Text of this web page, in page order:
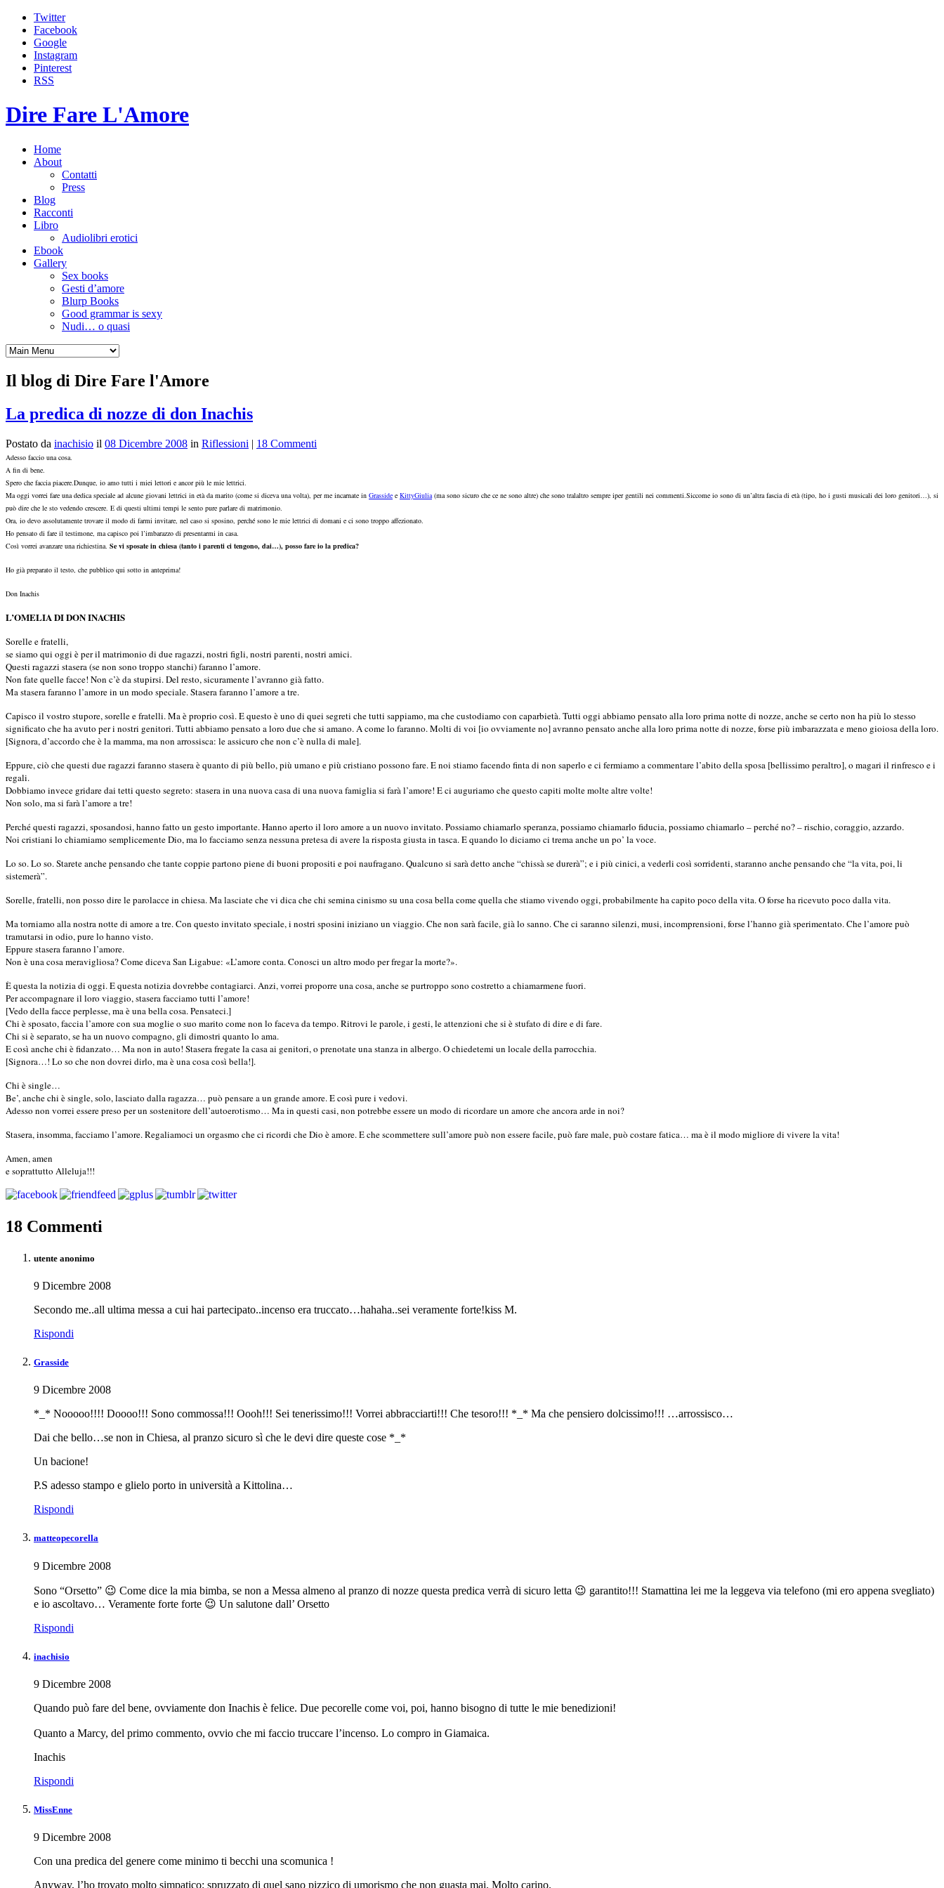
Twitter
Facebook
Google
Instagram
Pinterest
RSS
Dire Fare L'Amore
Home
About
Contatti
Press
Blog
Racconti
Libro
Audiolibri erotici
Ebook
Gallery
Sex books
Gesti d’amore
Blurp Books
Good grammar is sexy
Nudi… o quasi
Il blog di Dire Fare l'Amore
La predica di nozze di don Inachis
Postato da inachisio il 08 Dicembre 2008 in Riflessioni | 18 Commenti
Adesso faccio una cosa.
A fin di bene.
Spero che faccia piacere. Dunque, io amo tutti i miei lettori e ancor più le mie lettrici.
Ma oggi vorrei fare una dedica speciale ad alcune giovani lettrici in età da marito (come si diceva una volta), per me incarnate in Grasside e KittyGiulia (ma sono sicuro che ce ne sono altre) che sono tralaltro sempre iper gentili nei commenti. Siccome io sono di un’altra fascia di età (tipo, ho i gusti musicali dei loro genitori…), si
può dire che le sto vedendo crescere. E di questi ultimi tempi le sento pure parlare di matrimonio.
Ora, io devo assolutamente trovare il modo di farmi invitare, nel caso si sposino, perché sono le mie lettrici di domani e ci sono troppo affezionato.
Ho pensato di fare il testimone, ma capisco poi l’imbarazzo di presentarmi in casa.
Così vorrei avanzare una richiestina. Se vi sposate in chiesa (tanto i parenti ci tengono, dai…), posso fare io la predica?
Ho già preparato il testo, che pubblico qui sotto in anteprima!
Don Inachis
L’OMELIA DI DON INACHIS
Sorelle e fratelli,
se siamo qui oggi è per il matrimonio di due ragazzi, nostri figli, nostri parenti, nostri amici.
Questi ragazzi stasera (se non sono troppo stanchi) faranno l’amore.
Non fate quelle facce! Non c’è da stupirsi. Del resto, sicuramente l’avranno già fatto.
Ma stasera faranno l’amore in un modo speciale. Stasera faranno l’amore a tre.
Capisco il vostro stupore, sorelle e fratelli. Ma è proprio così. E questo è uno di quei segreti che tutti sappiamo, ma che custodiamo con caparbietà. Tutti oggi abbiamo pensato alla loro prima notte di nozze, anche se certo non ha più lo stesso
significato che ha avuto per i nostri genitori. Tutti abbiamo pensato a loro due che si amano. A come lo faranno. Molti di voi [io ovviamente no] avranno pensato anche alla loro prima notte di nozze, forse più imbarazzata e meno gioiosa della loro.
[Signora, d’accordo che è la mamma, ma non arrossisca: le assicuro che non c’è nulla di male].
Eppure, ciò che questi due ragazzi faranno stasera è quanto di più bello, più umano e più cristiano possono fare. E noi stiamo facendo finta di non saperlo e ci fermiamo a commentare l’abito della sposa [bellissimo peraltro], o magari il rinfresco e i
regali.
Dobbiamo invece gridare dai tetti questo segreto: stasera in una nuova casa di una nuova famiglia si farà l’amore! E ci auguriamo che questo capiti molte molte altre volte!
Non solo, ma si farà l’amore a tre!
Perché questi ragazzi, sposandosi, hanno fatto un gesto importante. Hanno aperto il loro amore a un nuovo invitato. Possiamo chiamarlo speranza, possiamo chiamarlo fiducia, possiamo chiamarlo – perché no? – rischio, coraggio, azzardo.
Noi cristiani lo chiamiamo semplicemente Dio, ma lo facciamo senza nessuna pretesa di avere la risposta giusta in tasca. E quando lo diciamo ci trema anche un po’ la voce.
Lo so. Lo so. Starete anche pensando che tante coppie partono piene di buoni propositi e poi naufragano. Qualcuno si sarà detto anche “chissà se durerà”; e i più cinici, a vederli così sorridenti, staranno anche pensando che “la vita, poi, li
sistemerà”.
Sorelle, fratelli, non posso dire le parolacce in chiesa. Ma lasciate che vi dica che chi semina cinismo su una cosa bella come quella che stiamo vivendo oggi, probabilmente ha capito poco della vita. O forse ha ricevuto poco dalla vita.
Ma torniamo alla nostra notte di amore a tre. Con questo invitato speciale, i nostri sposini iniziano un viaggio. Che non sarà facile, già lo sanno. Che ci saranno silenzi, musi, incomprensioni, forse l’hanno già sperimentato. Che l’amore può
tramutarsi in odio, pure lo hanno visto.
Eppure stasera faranno l’amore.
Non è una cosa meravigliosa? Come diceva San Ligabue: «L’amore conta. Conosci un altro modo per fregar la morte?».
È questa la notizia di oggi. E questa notizia dovrebbe contagiarci. Anzi, vorrei proporre una cosa, anche se purtroppo sono costretto a chiamarmene fuori.
Per accompagnare il loro viaggio, stasera facciamo tutti l’amore!
[Vedo della facce perplesse, ma è una bella cosa. Pensateci.]
Chi è sposato, faccia l’amore con sua moglie o suo marito come non lo faceva da tempo. Ritrovi le parole, i gesti, le attenzioni che si è stufato di dire e di fare.
Chi si è separato, se ha un nuovo compagno, gli dimostri quanto lo ama.
E così anche chi è fidanzato… Ma non in auto! Stasera fregate la casa ai genitori, o prenotate una stanza in albergo. O chiedetemi un locale della parrocchia.
[Signora…! Lo so che non dovrei dirlo, ma è una cosa così bella!].
Chi è single…
Be’, anche chi è single, solo, lasciato dalla ragazza… può pensare a un grande amore. E così pure i vedovi.
Adesso non vorrei essere preso per un sostenitore dell’autoerotismo… Ma in questi casi, non potrebbe essere un modo di ricordare un amore che ancora arde in noi?
Stasera, insomma, facciamo l’amore. Regaliamoci un orgasmo che ci ricordi che Dio è amore. E che scommettere sull’amore può non essere facile, può fare male, può costare fatica… ma è il modo migliore di vivere la vita!
Amen, amen
e soprattutto Alleluja!!!
18 Commenti
utente anonimo
9 Dicembre 2008
Secondo me..all ultima messa a cui hai partecipato..incenso era truccato…hahaha..sei veramente forte!kiss M.
Rispondi
Grasside
9 Dicembre 2008
*_* Nooooo!!!! Doooo!!! Sono commossa!!! Oooh!!! Sei tenerissimo!!! Vorrei abbracciarti!!! Che tesoro!!! *_* Ma che pensiero dolcissimo!!! …arrossisco…
Dai che bello…se non in Chiesa, al pranzo sicuro sì che le devi dire queste cose *_*
Un bacione!
P.S adesso stampo e glielo porto in università a Kittolina…
Rispondi
matteopecorella
9 Dicembre 2008
Sono “Orsetto” 😉 Come dice la mia bimba, se non a Messa almeno al pranzo di nozze questa predica verrà di sicuro letta 😉 garantito!!! Stamattina lei me la leggeva via telefono (mi ero appena svegliato)
e io ascoltavo… Veramente forte forte 😉 Un salutone dall’ Orsetto
Rispondi
inachisio
9 Dicembre 2008
Quando può fare del bene, ovviamente don Inachis è felice. Due pecorelle come voi, poi, hanno bisogno di tutte le mie benedizioni!
Quanto a Marcy, del primo commento, ovvio che mi faccio truccare l’incenso. Lo compro in Giamaica.
Inachis
Rispondi
MissEnne
9 Dicembre 2008
Con una predica del genere come minimo ti becchi una scomunica !
Anyway, l’ho trovato molto simpatico; spruzzato di quel sano pizzico di umorismo che non guasta mai. Molto carino.